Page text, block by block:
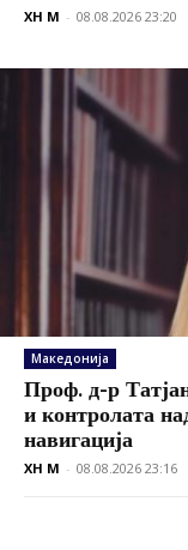
XH M - 08.08.2026 23:20
Македонија
Проф. д-р
и контролата
навигација
XH M - 08.08.2026 23:16